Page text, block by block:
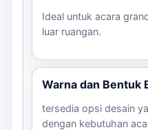
Ideal untuk acara
luar ruangan.
Warna dan Bentuk
tersedia opsi desain
dengan kebutuhan